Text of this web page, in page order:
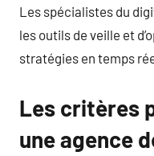
Les spécialistes du
les outils de veille et
stratégies en temps
Les critères
une agence